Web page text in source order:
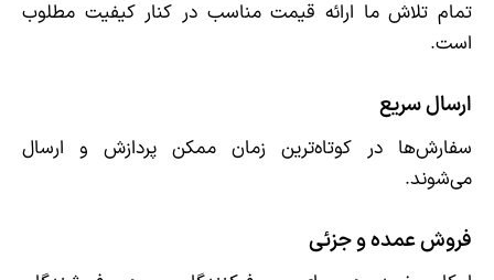
تمام تلاش ما ارائه قیمت مناسب در کنار کیفیت مطلوب
است.
ارسال سریع
سفارش‌ها در کوتاه‌ترین زمان ممکن پردازش و ارسال
می‌شوند.
فروش عمده و جزئی